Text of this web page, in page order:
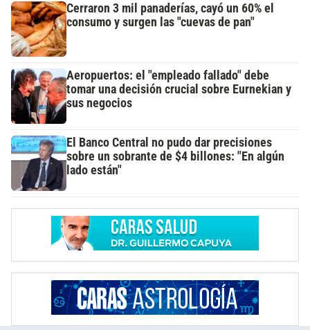
Cerraron 3 mil panaderías, cayó un 60% el
consumo y surgen las "cuevas de pan"
Aeropuertos: el "empleado fallado" debe
tomar una decisión crucial sobre Eurnekian y
sus negocios
El Banco Central no pudo dar precisiones
sobre un sobrante de $4 billones: "En algún
lado están"